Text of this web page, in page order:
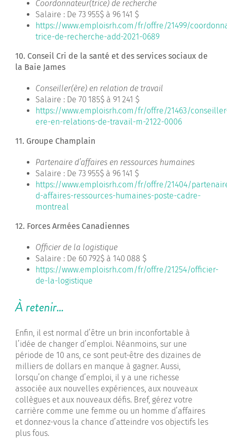
Coordonnateur(trice) de recherche
Salaire : De 73 955$ à 96 141 $
https://www.emploisrh.com/fr/offre/21499/
trice-de-recherche-add-2021-0689
10. Conseil Cri de la santé et des services sociaux de
la Baie James
Conseiller(ère) en relation de travail
Salaire : De 70 185$ à 91 241 $
https://www.emploisrh.com/fr/offre/21463/
ere-en-relations-de-travail-m-2122-0006
11. Groupe Champlain
Partenaire d’affaires en ressources humaines
Salaire : De 73 955$ à 96 141 $
https://www.emploisrh.com/fr/offre/21404/
d-affaires-ressources-humaines-poste-cadre-
montreal
12. Forces Armées Canadiennes
Officier de la logistique
Salaire : De 60 792$ à 140 088 $
https://www.emploisrh.com/fr/offre/21254/officier-
de-la-logistique
À retenir…
Enfin, il est normal d’être un brin inconfortable à
l’idée de changer d’emploi. Néanmoins, sur une
période de 10 ans, ce sont peut-être des dizaines de
milliers de dollars en manque à gagner. Aussi,
lorsqu’on change d’emploi, il y a une richesse
associée aux nouvelles expériences, aux nouveaux
collègues et aux nouveaux défis. Bref, gérez votre
carrière comme une femme ou un homme d’affaires
et donnez-vous la chance d’atteindre vos objectifs les
plus fous.